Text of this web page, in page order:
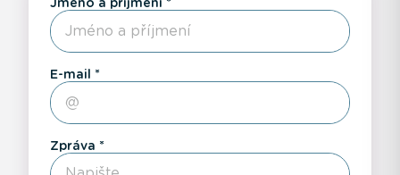
E-mail
Zpráva